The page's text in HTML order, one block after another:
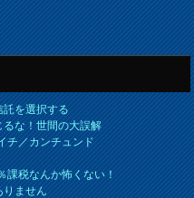
託を選択する
な！世間の大誤解
チ／カンチュンド
課税なんか怖くない！
りません